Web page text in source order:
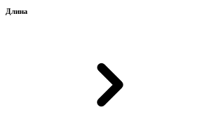
Длина